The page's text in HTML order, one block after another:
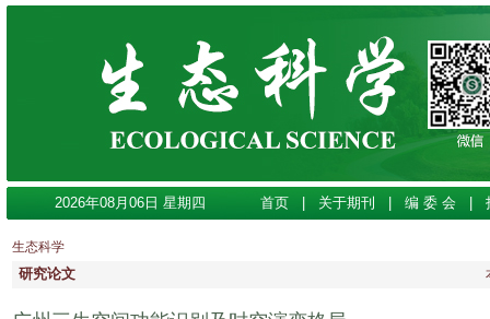
2026年08月06日 星期四 首页 关于期刊 编 委 会
生态科学
研究论文